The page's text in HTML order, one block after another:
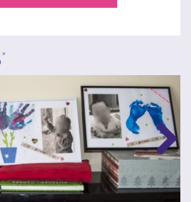
"